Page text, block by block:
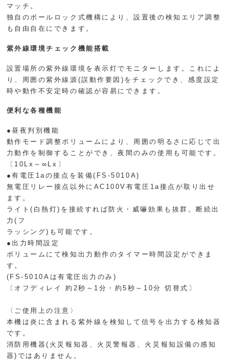
マッチ。
独自のボールロック式機構により、設置後の検知エリア調整
も自由自在にできます。
紫外線環境チェック機能搭載
設置場所の紫外線環境を表示灯でモニターします。これによ
り、周囲の紫外線源(誤動作要因)をチェックでき、感度設定
時や動作不安定時の確認が容易にできます。
便利な各種機能
●昼夜判別機能
動作モード調整ボリュームにより、周囲の明るさに応じて出
力動作を制御することができ、夜間のみの使用も可能です。
〔10Lx～∞Lx〕
●有電圧1aの接点を装備(FS-5010A)
無電圧リレー接点以外にAC100V有電圧1a接点が取り出せ
ます。
ライト(白熱灯)を接続すれば防火・威嚇効果も抜群。断続出
力(フ
ラッシング)も可能です。
●出力時間設定
ボリュームにて検知出力動作のタイマー時間設定ができま
す。
(FS-5010Aは有電圧出力のみ)
〔オフディレイ 約2秒～1分・約5秒～10分 切替式〕
〈ご使用上の注意〉
本機は炎に含まれる紫外線を検知して信号を出力する検知器
です。
消防用機器(火災報知器、火災警報器、火災報知設備の感知
器)ではありません。